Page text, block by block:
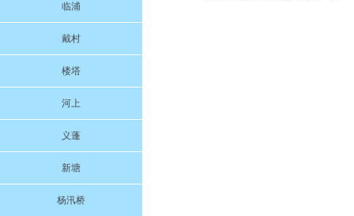
临浦
戴村
楼塔
河上
义蓬
新塘
杨汛桥